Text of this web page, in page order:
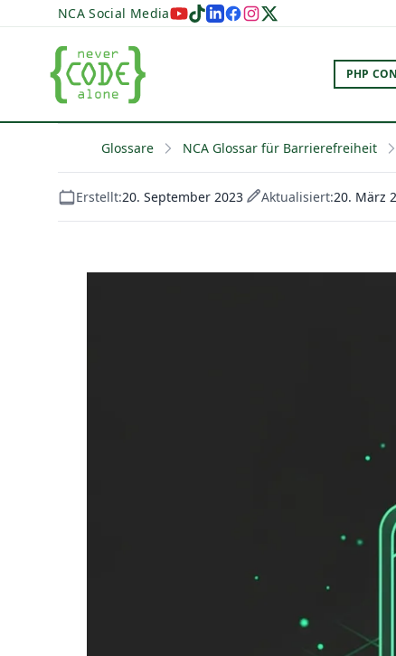
NCA Social Media
PHP
Glossare NCA Glossar für Barrierefreiheit
Erstellt:20. September 2023 Aktualisiert:20. März